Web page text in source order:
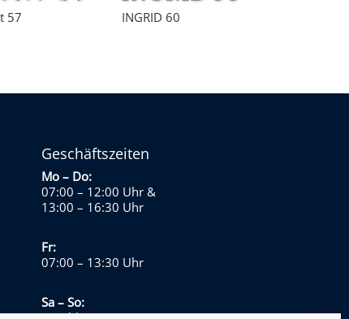
57 INGRID 60
Geschäftszeiten
Mo – Do:
07:00 – 12:00 Uhr&
13:00 – 16:30 Uhr
Fr:
07:00 – 13:30 Uhr
Sa – So: